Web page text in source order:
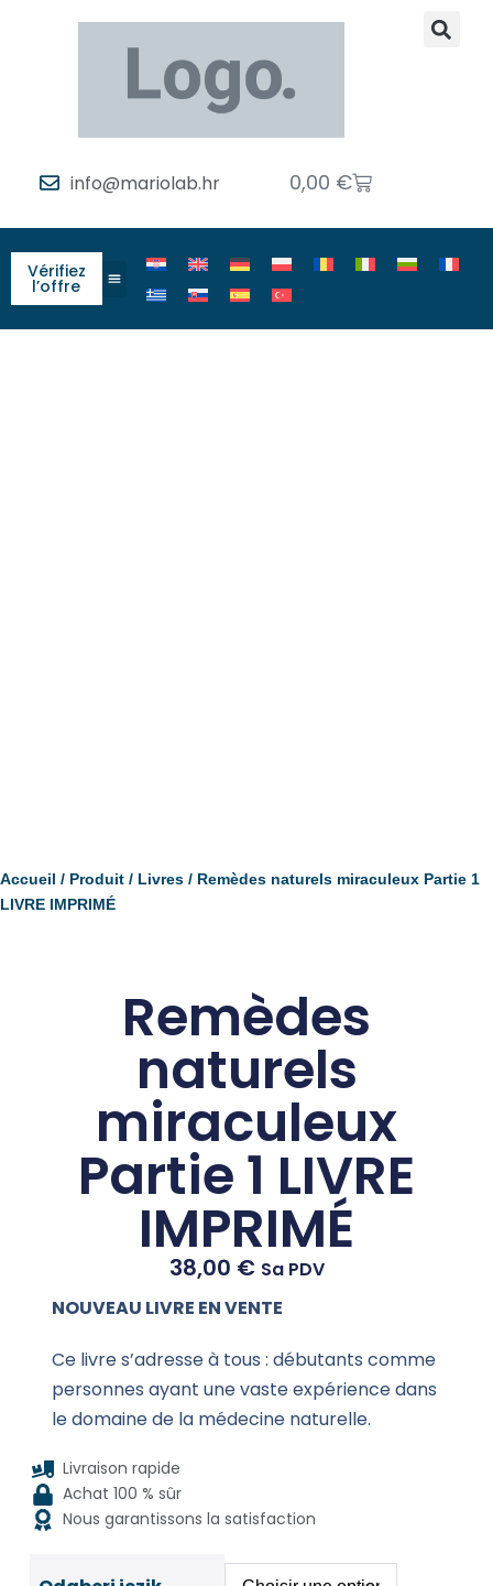
info@mariolab.hr 0,00 €
Vérifiez
l’offre
Accueil / Produit / Livres / Remèdes naturels miraculeux Partie 1
LIVRE IMPRIMÉ
Remèdes
naturels
miraculeux
Partie 1 LIVRE
IMPRIMÉ
38,00 € Sa PDV
NOUVEAU LIVRE EN VENTE
Ce livre s’adresse à tous : débutants comme
personnes ayant une vaste expérience dans
le domaine de la médecine naturelle.
Livraison rapide
Achat 100 % sûr
Nous garantissons la satisfaction